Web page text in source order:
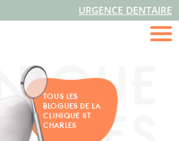
URGENCE DENTAIRE
TOUS LES
BLOGUES DE LA
CLINIQUE ST
CHARLES